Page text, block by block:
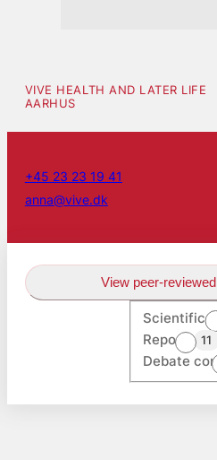
VIVE HEALTH AND LATER LIFE
AARHUS
+45 23 23 19 41
anna@vive.dk
Scientific
Reports 11
Debate
View peer-